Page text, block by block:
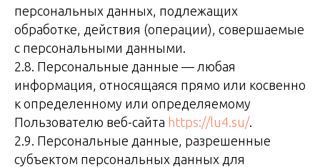
персональных данных, подлежащих
обработке, действия (операции), совершаемые
с персональными данными.
2.8. Персональные данные — любая
информация, относящаяся прямо или косвенно
к определенному или определяемому
Пользователю веб-сайта https://lu4.su/.
2.9. Персональные данные, разрешенные
субъектом персональных данных для